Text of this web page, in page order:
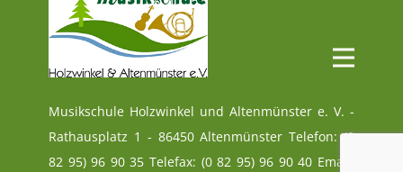
Musikschule Holzwinkel und Altenmünster e. V. -
Rathausplatz 1 - 86450 Altenmünster Telefon: (0
82 95) 96 90 35 Telefax: (0 82 95) 96 90 40 Email: